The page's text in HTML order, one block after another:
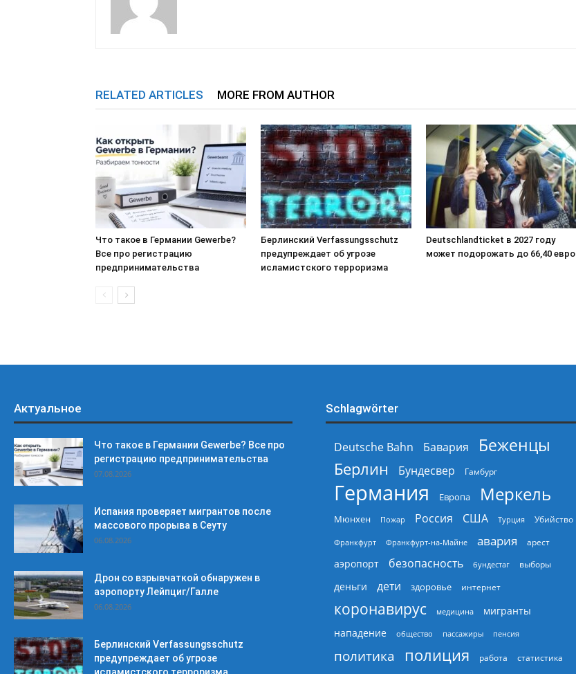
RELATED ARTICLES MORE FROM AUTHOR
Что такое в Германии Gewerbe?
Все про регистрацию
предпринимательства
Берлинский Verfassungsschutz
предупреждает об угрозе
исламистского терроризма
Deutschlandticket в 2027 году
может подорожать до 66,40 евро
Актуальное
Что такое в Германии Gewerbe? Все про
регистрацию предпринимательства
07.08.2026
Испания проверяет мигрантов после
массового прорыва в Сеуту
06.08.2026
Дрон со взрывчаткой обнаружен в
аэропорту Лейпциг/Галле
06.08.2026
Берлинский Verfassungsschutz
предупреждает об угрозе
Schlagwörter
Deutsche Bahn Бавария
Беженцы
Берлин
Бундесвер Гамбург
Германия Европа Меркель
Мюнхен Пожар Россия США Турция Убийство
Франкфурт Франкфурт-на-Майне авария арест
аэропорт безопасность бундестаг выборы
деньги дети здоровье интернет
коронавирус медицина
мигранты
нападение
общество пассажиры пенсия
политика полиция работа статистика